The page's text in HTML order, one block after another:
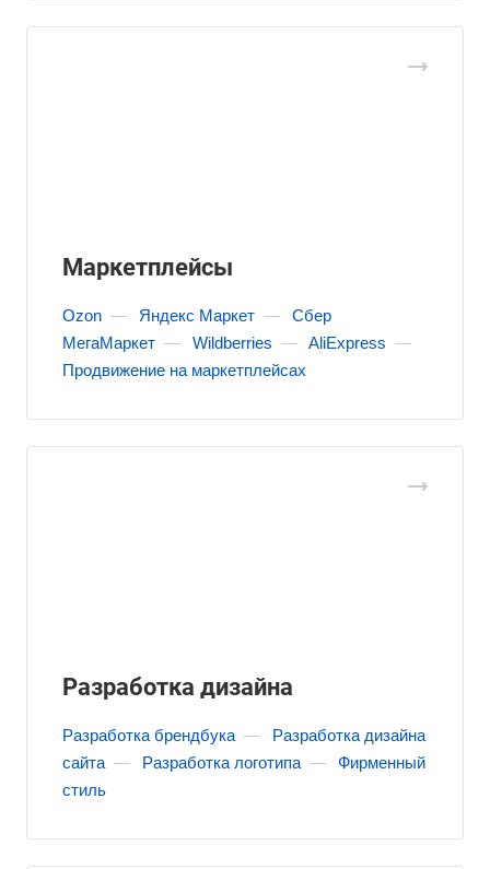
Маркетплейсы
Ozon — Яндекс Маркет —
Сбер
МегаМаркет — Wildberries — AliExpress —
Продвижение на маркетплейсах
Разработка дизайна
Разработка брендбука —
Разработка дизайна
сайта — Разработка логотипа —
Фирменный
стиль